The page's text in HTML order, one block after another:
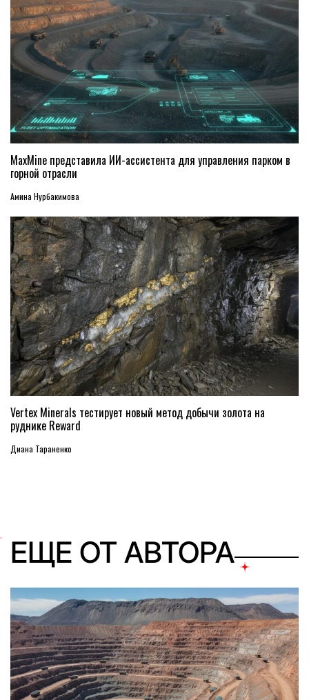
MaxMine представила ИИ-ассистента для управления парком в
горной отрасли
Амина Нурбакимова
Vertex Minerals тестирует новый метод добычи золота на
руднике Reward
Диана Тараненко
ЕЩЕ ОТ АВТОРА